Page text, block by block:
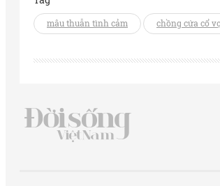
mâu thuẫn tình cảm chồng cứa cổ